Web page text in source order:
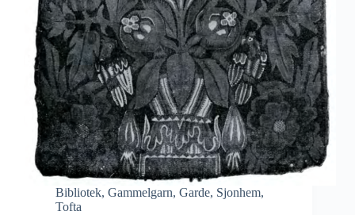
Bibliotek, Gammelgarn, Garde, Sjonhem,
Tofta